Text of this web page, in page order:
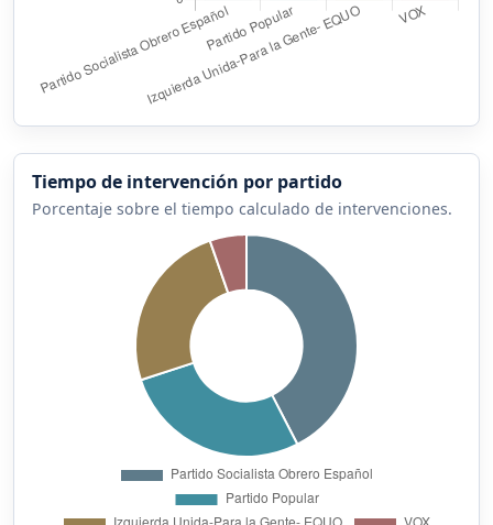
Tiempo de intervención por partido
Porcentaje sobre el tiempo calculado de intervenciones.